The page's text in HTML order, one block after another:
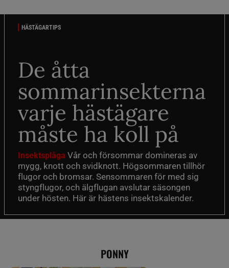
HÄSTÄGARTIPS
De åtta
sommarinsekterna
varje hästägare
måste ha koll på
Insektsplåga Vår och försommar domineras av
mygg, knott och svidknott. Högsommaren tillhör
flugor och bromsar. Sensommaren för med sig
styngflugor, och älgflugan avslutar säsongen
under hösten. Här är hästens insektskalender.
PONNY